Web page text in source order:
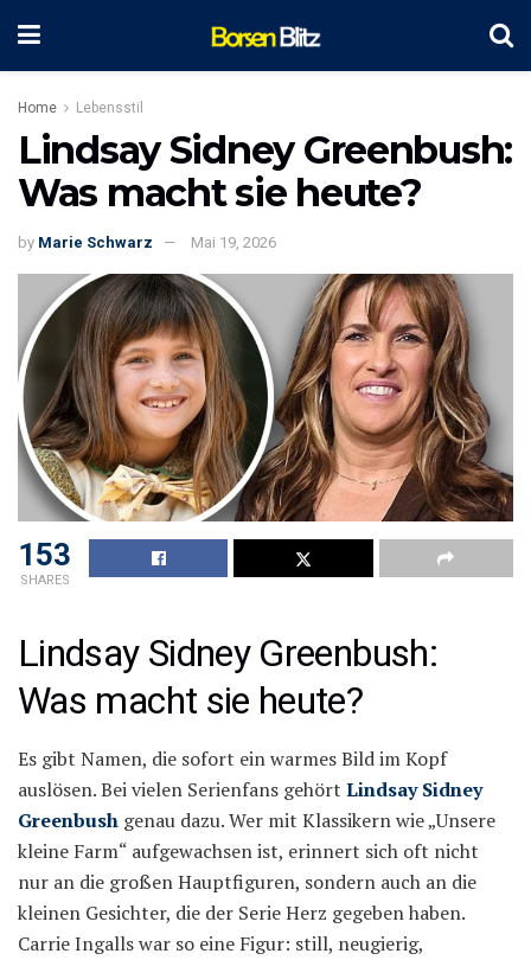
Home Lebensstil
Lindsay Sidney Greenbush:
Was macht sie heute?
by Marie Schwarz Mai 19, 2026
153
SHARES
Lindsay Sidney Greenbush:
Was macht sie heute?
Es gibt Namen, die sofort ein warmes Bild im Kopf
auslösen. Bei vielen Serienfans gehört Lindsay Sidney
Greenbush genau dazu. Wer mit Klassikern wie „Unsere
kleine Farm“ aufgewachsen ist, erinnert sich oft nicht
nur an die großen Hauptfiguren, sondern auch an die
kleinen Gesichter, die der Serie Herz gegeben haben.
Carrie Ingalls war so eine Figur: still, neugierig,